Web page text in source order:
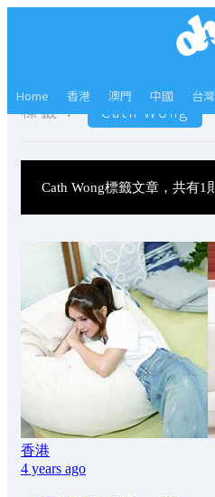
Home 香港 澳門 中國 台灣
標籤： Cath Wong
Cath Wong標籤文章，共有1
香港
4 years ago